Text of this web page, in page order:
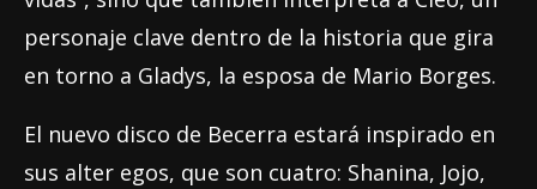
personaje clave dentro de la historia que gira
en torno a Gladys, la esposa de Mario Borges.
El nuevo disco de Becerra estará inspirado en
sus alter egos, que son cuatro: Shanina, Jojo,